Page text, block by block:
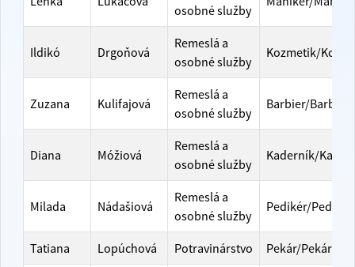
osobné služby
Ildikó Drgoňová
Remeslá a
osobné služby
Kozmetik/
Zuzana Kulifajová
Remeslá a
osobné služby
Barbier/
Diana Móžiová
Remeslá a
osobné služby
Kaderník/
Milada Nádašiová
Remeslá a
osobné služby
Pedikér/
Tatiana Lopúchová Potravinárstvo Pekár/Pekárka